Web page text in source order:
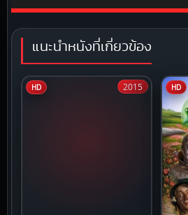
แนะนำหนังที่เกี่ยวข้อง
HD 2015 HD